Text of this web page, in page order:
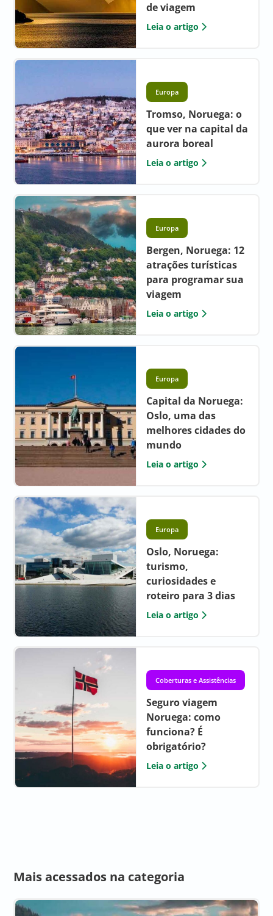
de viagem
Leia o artigo
Europa
Tromso, Noruega: o
que ver na capital da
aurora boreal
Leia o artigo
Europa
Bergen, Noruega: 12
atrações turísticas
para programar sua
viagem
Leia o artigo
Europa
Capital da Noruega:
Oslo, uma das
melhores cidades do
mundo
Leia o artigo
Europa
Oslo, Noruega:
turismo,
curiosidades e
roteiro para 3 dias
Leia o artigo
Coberturas e Assistências
Seguro viagem
Noruega: como
funciona? É
obrigatório?
Leia o artigo
Mais acessados na categoria